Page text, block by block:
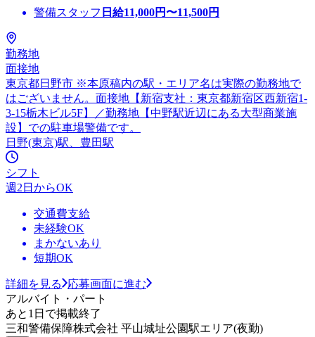
警備スタッフ 日給11,000円〜11,500円
勤務地
面接地
東京都日野市 ※本原稿内の駅・エリア名は実際の勤務地で
はございません。面接地【新宿支社：東京都新宿区西新宿1-
3-15栃木ビル5F】／勤務地【中野駅近辺にある大型商業施
設】での駐車場警備です。
日野(東京)駅、豊田駅
シフト
週2日からOK
交通費支給
未経験OK
まかないあり
短期OK
詳細を見る
応募画面に進む
アルバイト・パート
あと1日で掲載終了
三和警備保障株式会社 平山城址公園駅エリア(夜勤)